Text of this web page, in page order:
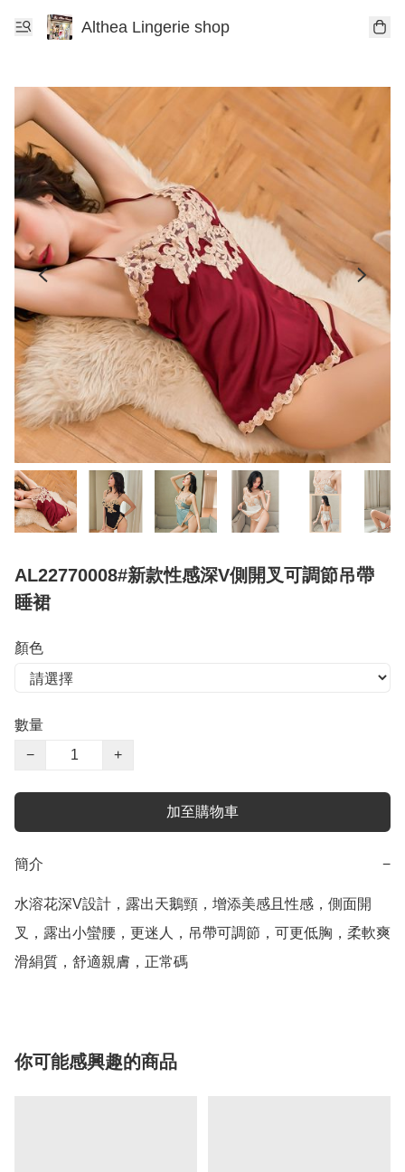
Althea Lingerie shop
AL22770008#新款性感深V側開叉可調節吊帶
睡裙
顏色
數量
−
+
加至購物車
簡介 −
水溶花深V設計，露出天鵝頸，增添美感且性感，側面開
叉，露出小蠻腰，更迷人，吊帶可調節，可更低胸，柔軟爽
滑絹質，舒適親膚，正常碼
你可能感興趣的商品